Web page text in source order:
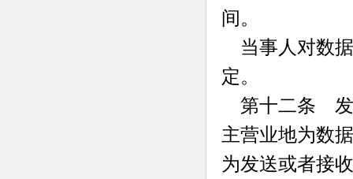
间。
当事人对数
定。
第十二条 发
主营业地为数
为发送或者接